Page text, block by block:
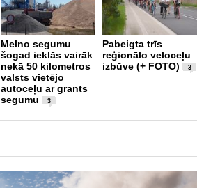
Melno segumu
šogad ieklās vairāk
nekā 50 kilometros
valsts vietējo
autoceļu ar grants
segumu
3
Pabeigta trīs
reģionālo veloceļu
izbūve (+ FOTO)
3